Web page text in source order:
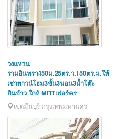
วงแหวน
รามอินทรา450ม.25ตร.ว.150ตร.ม.ให้
เช่าทาวน์โฮม3ชั้น3นอน3น้ำโต๊ะ
กินข้าว ใกล้ MRTเฟอร์คร
เขตมีนบุรี กรุงเทพมหานคร